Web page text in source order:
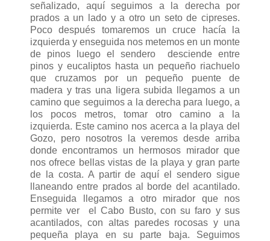
señalizado, aquí seguimos a la derecha por
prados a un lado y a otro un seto de cipreses.
Poco después tomaremos un cruce hacía la
izquierda y enseguida nos metemos en un monte
de pinos luego el sendero desciende entre
pinos y eucaliptos hasta un pequeño riachuelo
que cruzamos por un pequeño puente de
madera y tras una ligera subida llegamos a un
camino que seguimos a la derecha para luego, a
los pocos metros, tomar otro camino a la
izquierda. Este camino nos acerca a la playa del
Gozo, pero nosotros la veremos desde arriba
donde encontramos un hermosos mirador que
nos ofrece bellas vistas de la playa y gran parte
de la costa. A partir de aquí el sendero sigue
llaneando entre prados al borde del acantilado.
Enseguida llegamos a otro mirador que nos
permite ver el Cabo Busto, con su faro y sus
acantilados, con altas paredes rocosas y una
pequeña playa en su parte baja. Seguimos